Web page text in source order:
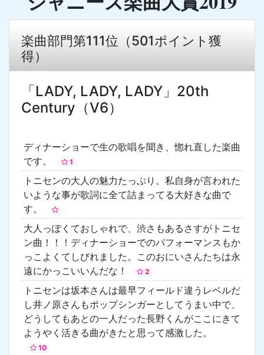
楽曲部門第111位（501ポイント獲
得）
「LADY, LADY, LADY」20th
Century（V6）
ディナーショーで生の歌唱を聞き、惚れ直した楽曲
です。
1
トニセンの大人の魅力たっぷり。私自身が言われた
いような事が歌詞に全て詰まってる大好きな曲で
す。
大人っぽくておしゃれで、渋さもあるさすがトニセ
ン曲！！！ディナーショーでのパフォーマンスもか
っこよくてしびれました。このおにいさんたちは永
遠にかっこいいんだな！
2
トニセンは坂本さんは最早フィールド違うレベルだ
し井ノ原さんもポップシンガーとしてうまい中で、
どうしてもあとの一人だった長野くんがここにきて
ようやく活きる曲がきたと思って感激した。
10